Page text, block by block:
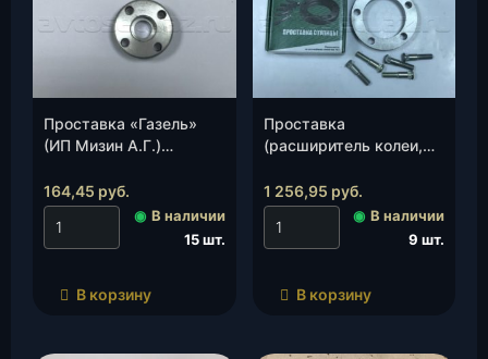
Проставка «Газель»
(ИП Мизин А.Г.)
164,45 руб.
◉ В наличии
15 шт.
В корзину
Проставка
(расширитель колеи,
шт.
1 256,95 руб.
◉ В наличии
9 шт.
В корзину